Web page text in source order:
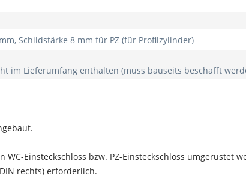
Schildstärke 8 mm für PZ (für Profilzylinder)
im Lieferumfang enthalten (muss bauseits beschafft
Einsteckschloss bzw. PZ-Einsteckschloss umgerüstet
rechts) erforderlich.